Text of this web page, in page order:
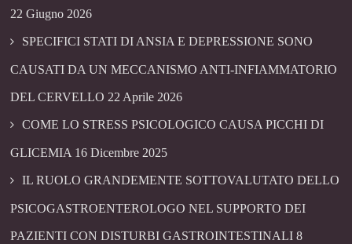
22 Giugno 2026
SPECIFICI STATI DI ANSIA E DEPRESSIONE SONO
CAUSATI DA UN MECCANISMO ANTI-INFIAMMATORIO
DEL CERVELLO 22 Aprile 2026
COME LO STRESS PSICOLOGICO CAUSA PICCHI DI
GLICEMIA 16 Dicembre 2025
IL RUOLO GRANDEMENTE SOTTOVALUTATO DELLO
PSICOGASTROENTEROLOGO NEL SUPPORTO DEI
PAZIENTI CON DISTURBI GASTROINTESTINALI 8